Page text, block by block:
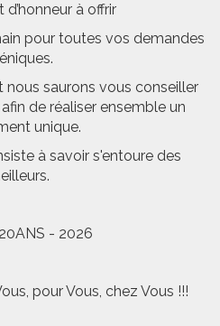
à offrir
pour toutes vos demandes
saurons vous conseiller
de réaliser ensemble un
unique.
à savoir s'entoure des
- 2026
pour Vous, chez Vous !!!